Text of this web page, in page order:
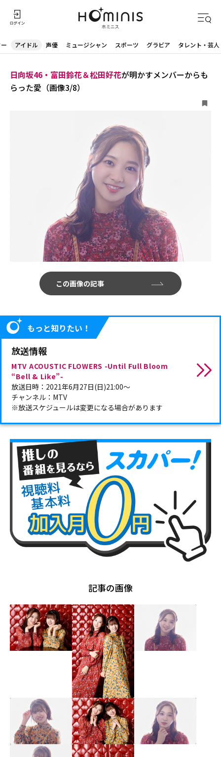
アイドル 声優 ミュージシャン スポーツ グラビア タレント・芸人
日向坂46・富田鈴花＆松田好花が明かすメンバーからも
らった愛（画像3/8）
この画像の記事
もっと知りたい！
放送情報
MTV ACOUSTIC FLOWERS -Until Full Bloom
“Bell & Like”-
放送日時：2021年6月27日(日)21:00～
チャンネル：MTV
※放送スケジュールは変更になる場合があります
記事の画像